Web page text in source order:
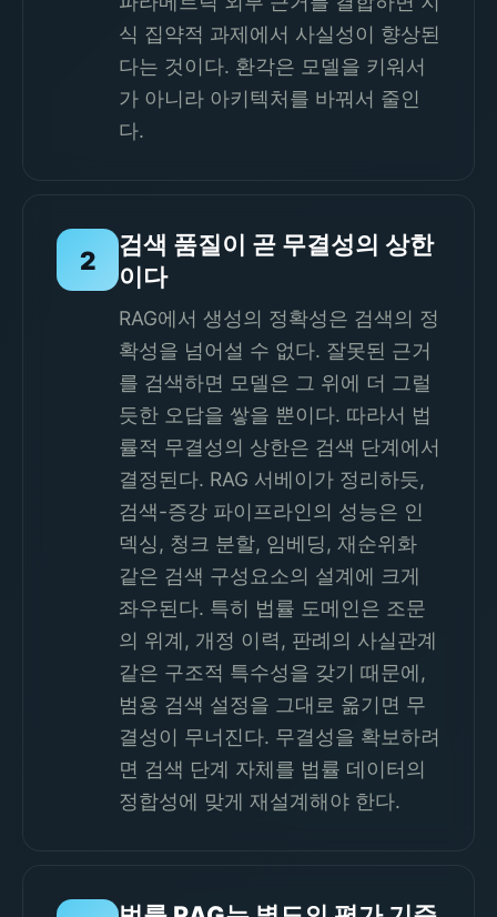
식 집약적 과제에서 사실성이 향상된
다는 것이다. 환각은 모델을 키워서
가 아니라 아키텍처를 바꿔서 줄인
다.
2
검색 품질이 곧 무결성의 상한
이다
RAG에서 생성의 정확성은 검색의 정
확성을 넘어설 수 없다. 잘못된 근거
를 검색하면 모델은 그 위에 더 그럴
듯한 오답을 쌓을 뿐이다. 따라서 법
률적 무결성의 상한은 검색 단계에서
결정된다. RAG 서베이가 정리하듯,
검색-증강 파이프라인의 성능은 인
덱싱, 청크 분할, 임베딩, 재순위화
같은 검색 구성요소의 설계에 크게
좌우된다. 특히 법률 도메인은 조문
의 위계, 개정 이력, 판례의 사실관계
같은 구조적 특수성을 갖기 때문에,
범용 검색 설정을 그대로 옮기면 무
결성이 무너진다. 무결성을 확보하려
면 검색 단계 자체를 법률 데이터의
정합성에 맞게 재설계해야 한다.